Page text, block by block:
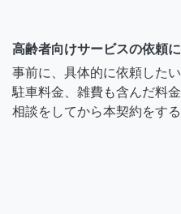
高齢者向けサービスの依頼
事前に、具体的に依頼した
駐車料金、雑費も含んだ料
相談をしてから本契約をす